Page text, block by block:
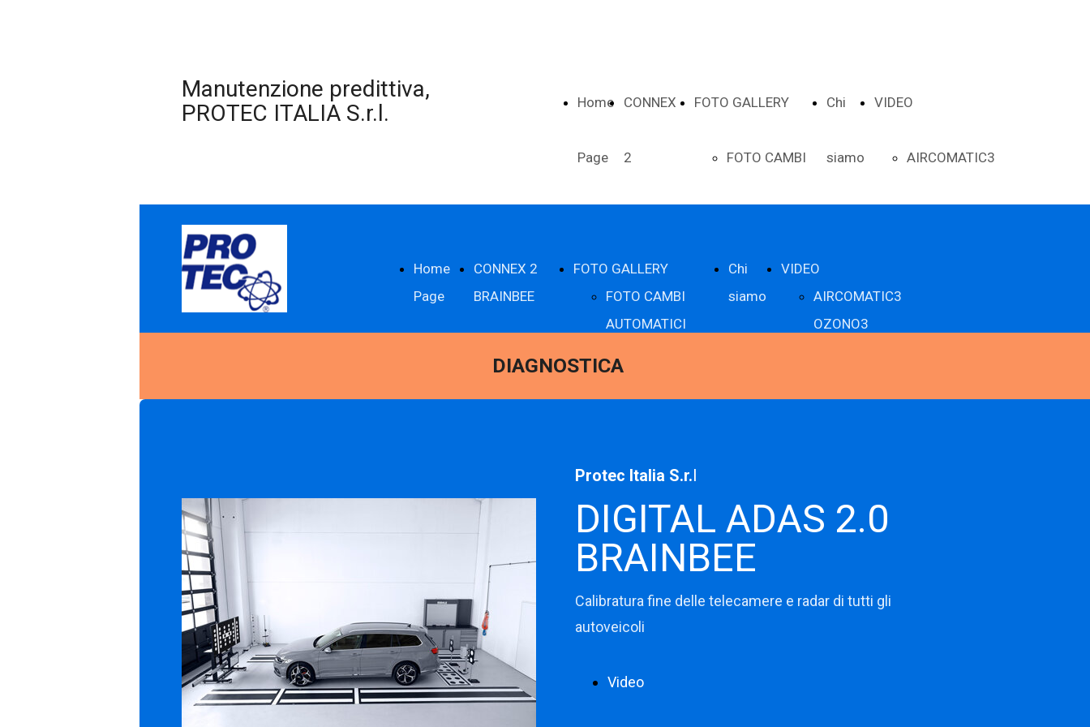
Home
Page
CONNEX
2
FOTO GALLERY
FOTO CAMBI
FOTO CLIMA
Chi
siamo
VIDEO
AIRCOMATIC3
Manutenzione predittiva,
PROTEC ITALIA S.r.l.
Home
Page
CONNEX 2
BRAINBEE
FOTO GALLERY
FOTO CAMBI
AUTOMATICI
Chi
siamo
VIDEO
AIRCOMATIC3
OZONO3
DIAGNOSTICA
Protec Italia S.r.
DIGITAL ADAS 2.0
BRAINBEE
Calibratura fine delle telecamere e radar di tutti gli
autoveicoli
Video